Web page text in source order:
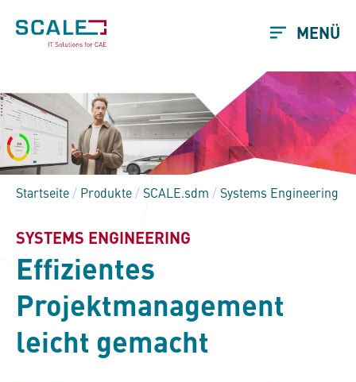
MENÜ
Startseite / Produkte / SCALE.sdm / Systems Engineering
SYSTEMS ENGINEERING
Effizientes
Projektmanagement
leicht gemacht